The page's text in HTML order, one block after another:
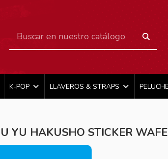
K-POP LLAVEROS & STRAPS PELUCHE
YU HAKUSHO STICKER